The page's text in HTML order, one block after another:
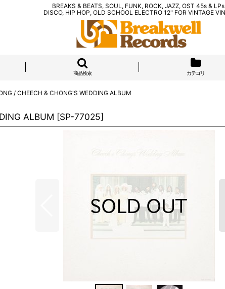
BREAKS & BEATS, SOUL, FUNK, ROCK, JAZZ, OST 45s &
DISCO, HIP HOP, OLD SCHOOL ELECTRO 12" FOR VINTAGE
商品検索 カテゴリ
/ CHEECH & CHONG'S WEDDING ALBUM
ALBUM [SP-77025]